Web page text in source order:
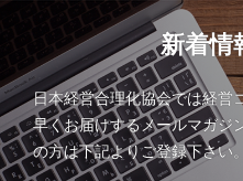
新着情
日本経営合理化協会では経営
早くお届けするメールマガジ
の方は下記よりご登録下さい。